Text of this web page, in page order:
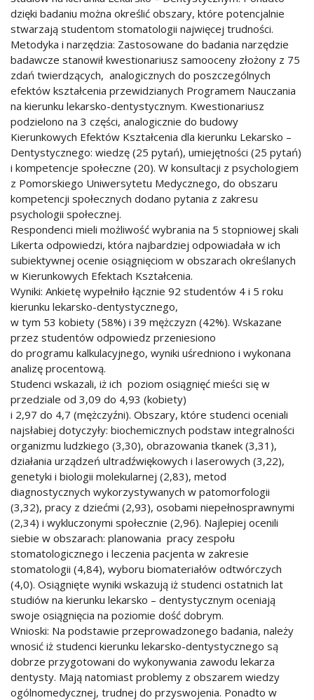
dzięki badaniu można określić obszary, które potencjalnie
stwarzają studentom stomatologii najwięcej trudności.
Metodyka i narzędzia: Zastosowane do badania narzędzie
badawcze stanowił kwestionariusz samooceny złożony z 75
zdań twierdzących, analogicznych do poszczególnych
efektów kształcenia przewidzianych Programem Nauczania
na kierunku lekarsko-dentystycznym. Kwestionariusz
podzielono na 3 części, analogicznie do budowy
Kierunkowych Efektów Kształcenia dla kierunku Lekarsko –
Dentystycznego: wiedzę (25 pytań), umiejętności (25 pytań)
i kompetencje społeczne (20). W konsultacji z psychologiem
z Pomorskiego Uniwersytetu Medycznego, do obszaru
kompetencji społecznych dodano pytania z zakresu
psychologii społecznej.
Respondenci mieli możliwość wybrania na 5 stopniowej skali
Likerta odpowiedzi, która najbardziej odpowiadała w ich
subiektywnej ocenie osiągnięciom w obszarach określanych
w Kierunkowych Efektach Kształcenia.
Wyniki: Ankietę wypełniło łącznie 92 studentów 4 i 5 roku
kierunku lekarsko-dentystycznego,
w tym 53 kobiety (58%) i 39 mężczyzn (42%). Wskazane
przez studentów odpowiedz przeniesiono
do programu kalkulacyjnego, wyniki uśredniono i wykonana
analizę procentową.
Studenci wskazali, iż ich poziom osiągnięć mieści się w
przedziale od 3,09 do 4,93 (kobiety)
i 2,97 do 4,7 (mężczyźni). Obszary, które studenci oceniali
najsłabiej dotyczyły: biochemicznych podstaw integralności
organizmu ludzkiego (3,30), obrazowania tkanek (3,31),
działania urządzeń ultradźwiękowych i laserowych (3,22),
genetyki i biologii molekularnej (2,83), metod
diagnostycznych wykorzystywanych w patomorfologii
(3,32), pracy z dziećmi (2,93), osobami niepełnosprawnymi
(2,34) i wykluczonymi społecznie (2,96). Najlepiej ocenili
siebie w obszarach: planowania pracy zespołu
stomatologicznego i leczenia pacjenta w zakresie
stomatologii (4,84), wyboru biomateriałów odtwórczych
(4,0). Osiągnięte wyniki wskazują iż studenci ostatnich lat
studiów na kierunku lekarsko – dentystycznym oceniają
swoje osiągnięcia na poziomie dość dobrym.
Wnioski: Na podstawie przeprowadzonego badania, należy
wnosić iż studenci kierunku lekarsko-dentystycznego są
dobrze przygotowani do wykonywania zawodu lekarza
dentysty. Mają natomiast problemy z obszarem wiedzy
ogólnomedycznej, trudnej do przyswojenia. Ponadto w